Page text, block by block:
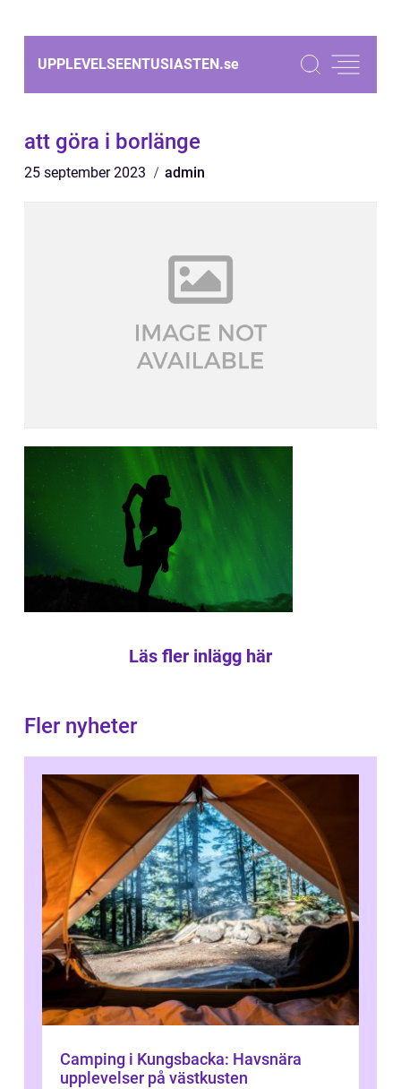
UPPLEVELSEENTUSIASTEN.se
att göra i borlänge
25 september 2023 admin
Läs fler inlägg här
Fler nyheter
Camping i Kungsbacka: Havsnära
upplevelser på västkusten